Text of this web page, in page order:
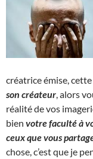
créatrice émise,
son créateur , alors
réalité de vos
bien votre faculté à
ceux que vous
chose, c’est que je